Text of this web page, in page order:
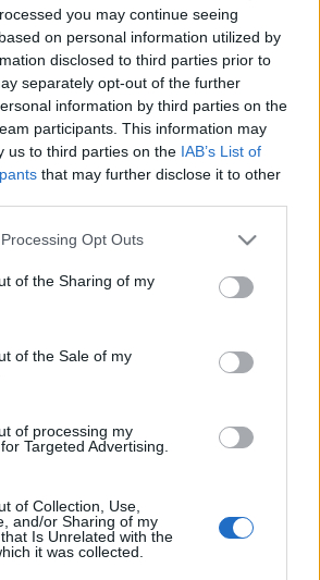
you may continue seeing
on personal information utilized by
disclosed to third parties prior to
separately opt-out of the further
information by third parties on the
participants. This information may
us to third parties on the IAB’s List of
that may further disclose it to other
website/app uses one or more Google
or usage behaviour. You may click to
to Google and its third-party tags to
specified purposes in below Google
Opt Outs
of the Sharing of my
of the Sale of my
of processing my
Targeted Advertising.
of Collection, Use,
and/or Sharing of my
Is Unrelated with the
it was collected.
van hely a társadalom
hogy a művész tudja, merre
A legigényesebb alkotások is
találják meg a megfelelő
magyar
az ötlettől a hírnévig
26.